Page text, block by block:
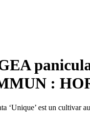
:
‘Unique’ est un cultivar